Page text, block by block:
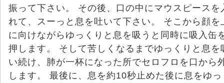
振って下さい。 その後、口の中にマウスピースを
れて、スーっと息を吐いて下さい。 そこから顔を
に向けながらゆっくりと息を吸うと同時に吸入缶
押します。 そして苦しくなるまでゆっくりと息を
い続け、肺が一杯になった所でセロフロを口から
します。 最後に、息を約10秒止めた後に息をゆっ